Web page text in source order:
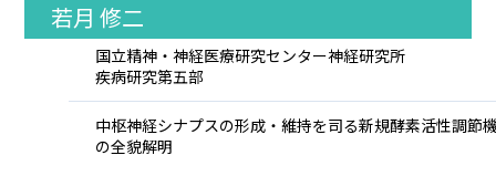
若月 修二
国立精神・神経医療研究センター神経研究所
疾病研究第五部
中枢神経シナプスの形成・維持を司る新規酵素活性調節
の全貌解明